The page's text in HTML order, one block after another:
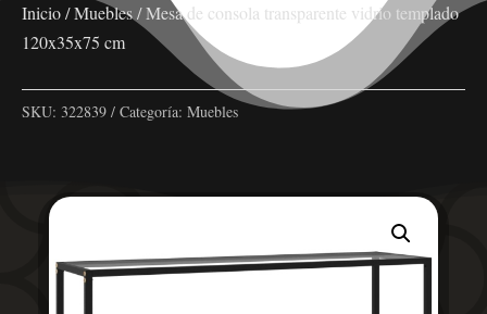
Inicio/Muebles/ Mesa de consola transparente vidrio templado
120x35x75 cm
SKU: 322839 Categoría: Muebles